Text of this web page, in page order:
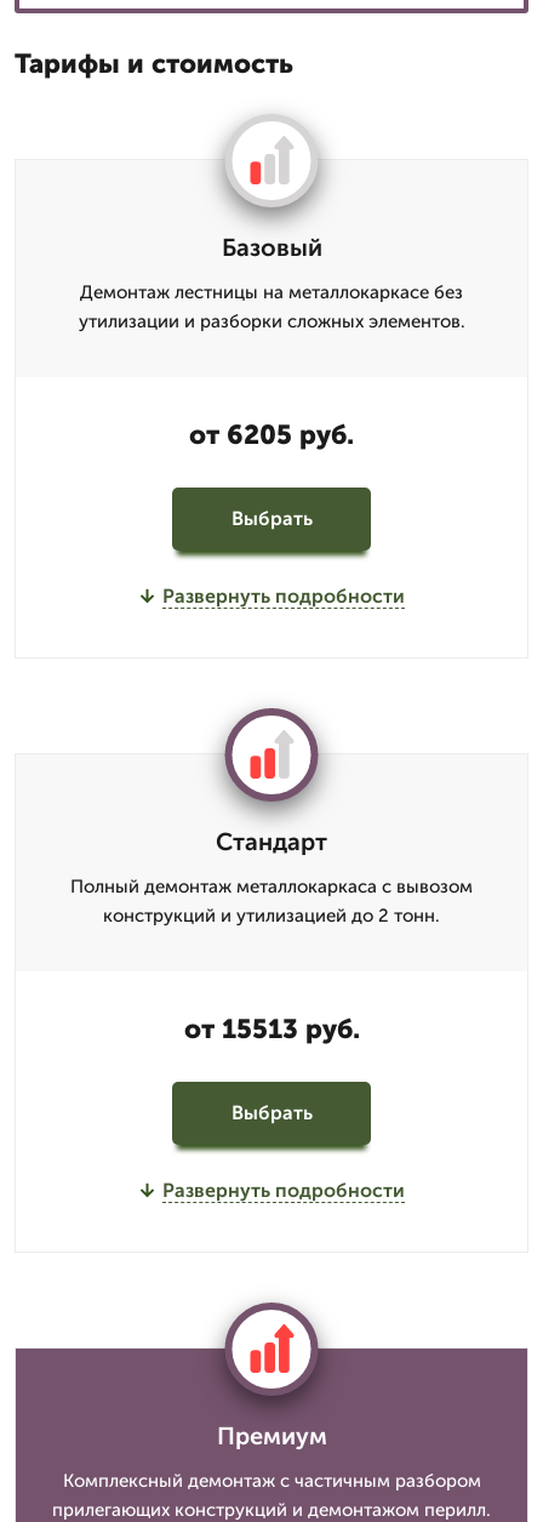
Тарифы и стоимость
Базовый
Демонтаж лестницы на металлокаркасе без
утилизации и разборки сложных элементов.
от 6205 руб.
Выбрать
Развернуть подробности
Стандарт
Полный демонтаж металлокаркаса с вывозом
конструкций и утилизацией до 2 тонн.
от 15513 руб.
Выбрать
Развернуть подробности
Премиум
Комплексный демонтаж с частичным разбором
прилегающих конструкций и демонтажом перилл.